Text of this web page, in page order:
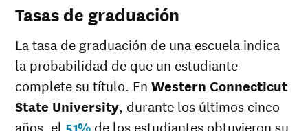
Tasas de graduación
La tasa de graduación de una escuela indica
la probabilidad de que un estudiante
complete su título. EnWestern Connecticut
State University, durante los últimos cinco
años, el 51% de los estudiantes obtuvieron su